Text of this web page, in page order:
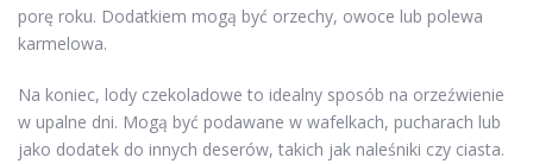
porę roku. Dodatkiem mogą być orzechy, owoce lub polewa
karmelowa.
Na koniec, lody czekoladowe to idealny sposób na orzeźwienie
w upalne dni. Mogą być podawane w wafelkach, pucharach lub
jako dodatek do innych deserów, takich jak naleśniki czy ciasta.